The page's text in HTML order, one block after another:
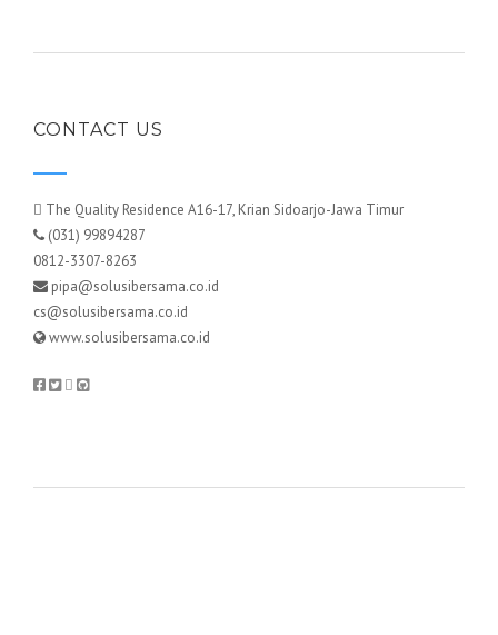
CONTACT US
The Quality Residence A16-17, Krian Sidoarjo-Jawa Timur
(031) 99894287
0812-3307-8263
pipa@solusibersama.co.id
cs@solusibersama.co.id
www.solusibersama.co.id